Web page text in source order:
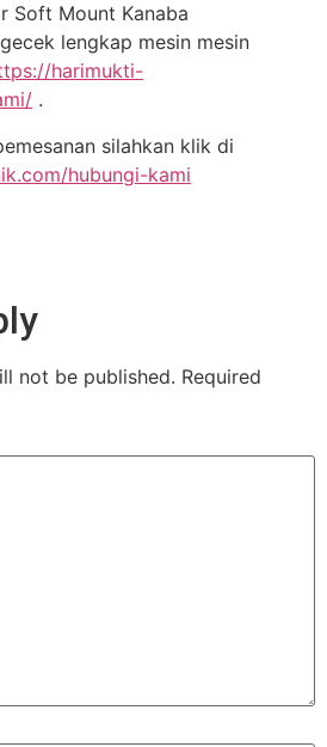
Soft Mount Kanaba
lengkap mesin mesin
harimukti-
.
silahkan klik di
hubungi-kami
not be published. Required